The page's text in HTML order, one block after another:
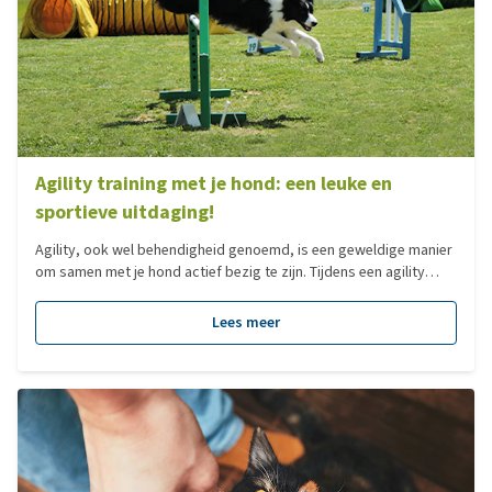
Agility training met je hond: een leuke en
sportieve uitdaging!
Agility, ook wel behendigheid genoemd, is een geweldige manier
om samen met je hond actief bezig te zijn. Tijdens een agility
af te leggen, zoals een hondentunnel, hoogtesprong, slalom
paaltjes en een kattenloop. Dit vraagt om snelheid, behendigheid
welke materialen je nodig hebt.
Lees meer